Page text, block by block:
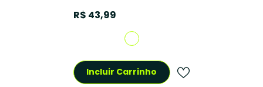
R$ 43,99
Incluir Carrinho